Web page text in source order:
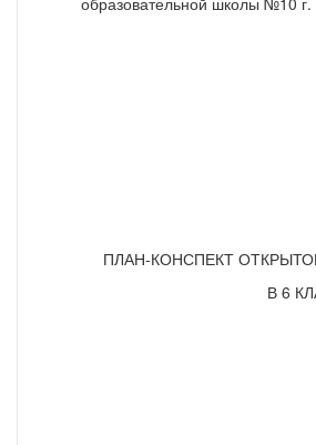
Учитель. Павших нельзя
ПЛАН-КОНСПЕКТ
В 6